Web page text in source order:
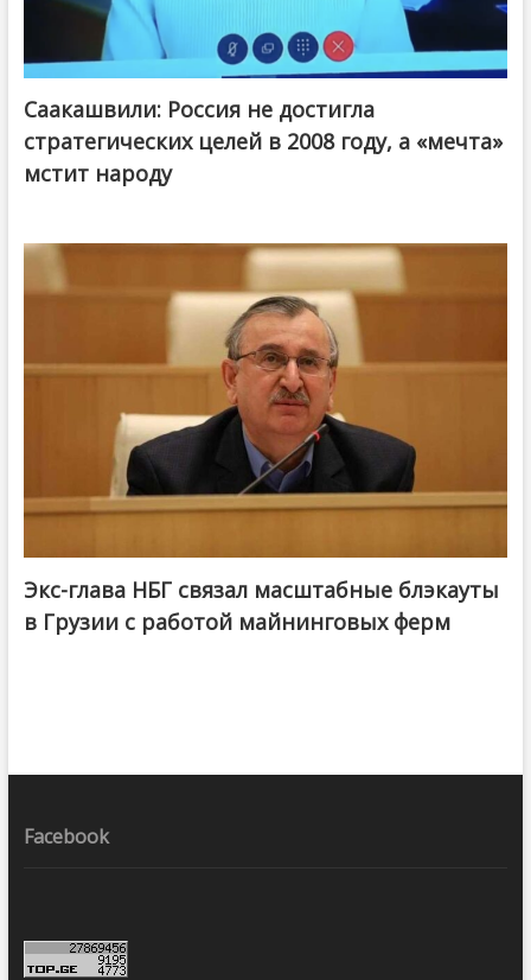
Саакашвили: Россия не достигла
стратегических целей в 2008 году, а «мечта»
мстит народу
Экс-глава НБГ связал масштабные блэкауты
в Грузии с работой майнинговых ферм
Facebook